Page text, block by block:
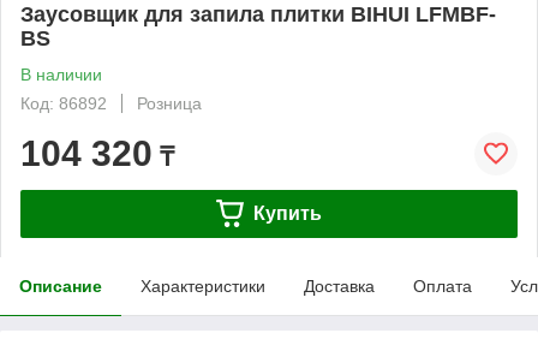
Заусовщик для запила плитки BIHUI LFMBF-
BS
В наличии
Код: 86892
Розница
104 320 ₸
Купить
Описание Характеристики Доставка Оплата